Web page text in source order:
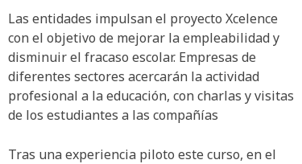
Las entidades impulsan el proyecto Xcelence
con el objetivo de mejorar la empleabilidad y
disminuir el fracaso escolar. Empresas de
diferentes sectores acercarán la actividad
profesional a la educación, con charlas y visitas
de los estudiantes a las compañías
Tras una experiencia piloto este curso, en el